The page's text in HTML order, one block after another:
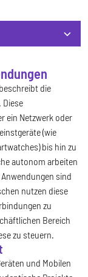
die
ein Netzwerk oder
(wie
bis hin zu
autonom arbeiten
sind
nutzen diese
zu
Bereich
zu steuern.
und Mobilen